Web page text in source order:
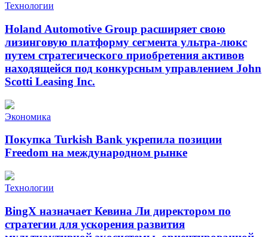
Технологии
Holand Automotive Group расширяет свою
лизинговую платформу сегмента ультра-люкс
путем стратегического приобретения активов
находящейся под конкурсным управлением John
Scotti Leasing Inc.
Экономика
Покупка Turkish Bank укрепила позиции
Freedom на международном рынке
Технологии
BingX назначает Кевина Ли директором по
стратегии для ускорения развития